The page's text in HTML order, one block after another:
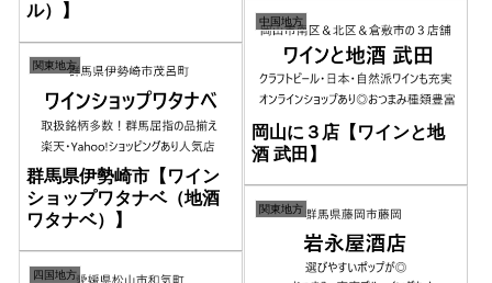
ル）】
中国地方
岡山に３店【ワインと地
酒 武田】
関東地方
群馬県伊勢崎市【ワイン
ショップワタナベ（地酒
ワタナベ）】
関東地方
四国地方